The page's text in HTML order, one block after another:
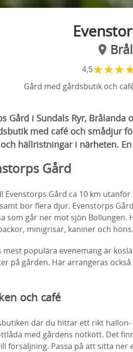
4,5★★★
Gård med gårdsbutik och
Gård i Sundals Ryr,
med café och smådjur
hällristningar i närheten.
Gård
Evenstorps Gård ca 10 km
bor flera djur. Evenstorps
som går ner mot sjön Bollungen.
minigrisar, kaniner och höns.
mest populära evenemang är
på gården. Här arrangeras
och café
där du hittar ett rikt
med gårdens nötkött. Det
försäljning. Passa på att sitta ner